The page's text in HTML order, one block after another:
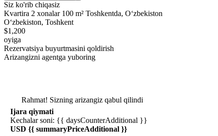
Siz ko'rib chiqasiz
Kvartira 2 xonalar 100 m² Toshkentda, Oʻzbekiston
Oʻzbekiston, Toshkent
$1,200
oyiga
Rezervatsiya buyurtmasini qoldirish
Arizangizni agentga yuboring
Rahmat! Sizning arizangiz qabul qilindi
Ijara qiymati
Kechalar soni: {{ daysCounterAdditional }}
USD {{ summaryPriceAdditional }}